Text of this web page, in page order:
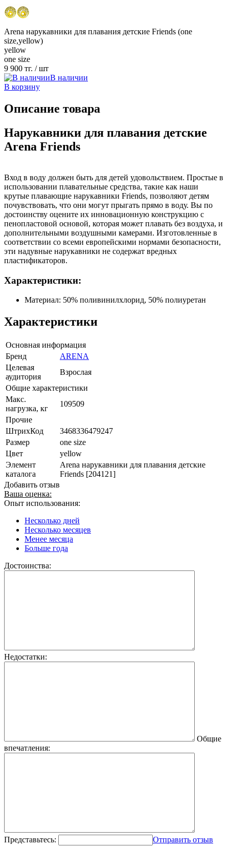
Arena нарукавники для плавания детские Friends (one
size,yellow)
yellow
one size
9 900 тг. / шт
В наличии
В корзину
Описание товара
Нарукавники для плавания детские
Arena Friends
Вход в воду должен быть для детей удовольствием. Простые в
использовании плавательные средства, такие как наши
крутые плавающие нарукавники Friends, позволяют детям
почувствовать, что они могут прыгать прямо в воду. Вы по
достоинству оцените их инновационную конструкцию с
пенопластовой основой, которая может плавать без воздуха, и
дополнительными воздушными камерами. Изготовленные в
соответствии со всеми европейскими нормами безопасности,
эти надувные нарукавники не содержат вредных
пластификаторов.
Характеристики:
Материал: 50% поливинилхлорид, 50% полиуретан
Характеристики
Основная информация
Бренд
ARENA
Целевая
аудитория
Взрослая
Общие характеристики
Макс.
нагрузка, кг
109509
Прочие
ШтрихКод
3468336479247
Размер
one size
Цвет
yellow
Элемент
каталога
Arena нарукавники для плавания детские
Friends [204121]
Добавить отзыв
Ваша оценка:
Опыт использования:
Несколько дней
Несколько месяцев
Менее месяца
Больше года
Достоинства:
Недостатки:
Общие
впечатления:
Представьтесь: Отправить отзыв